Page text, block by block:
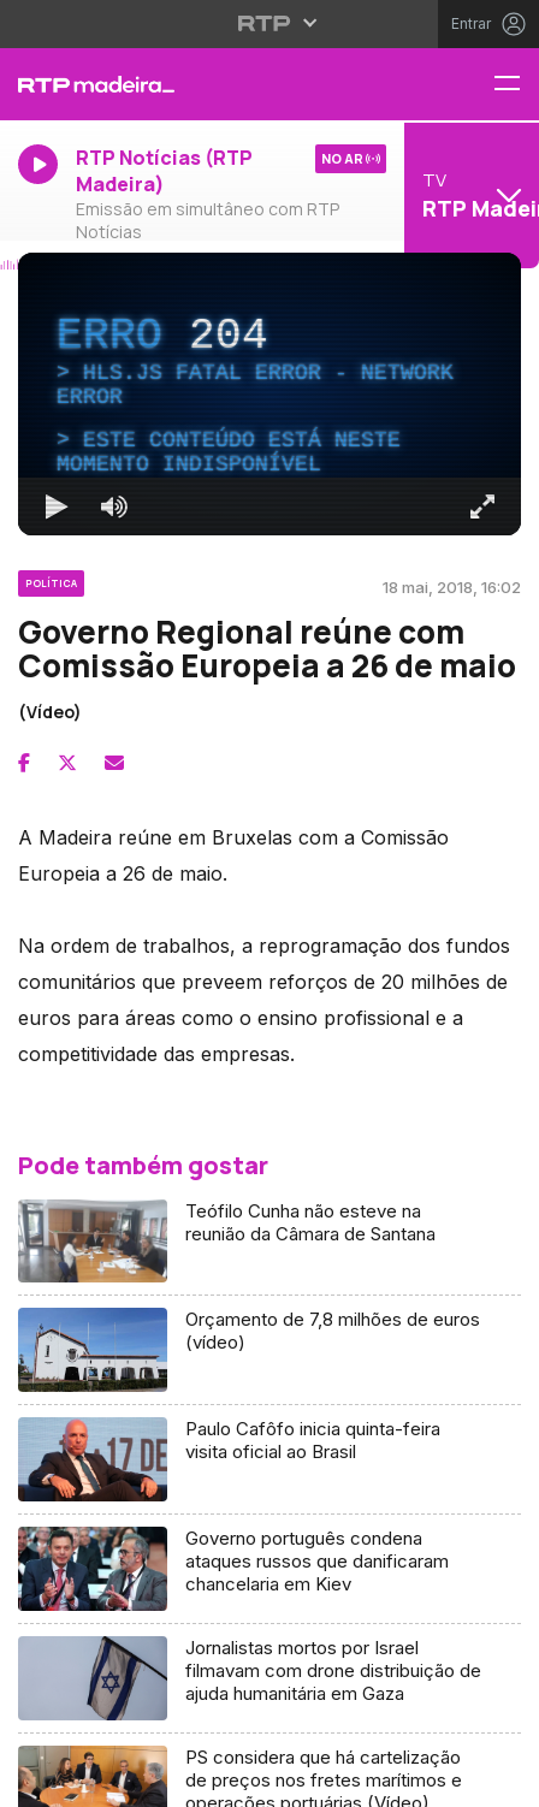
Entrar
RTP Notícias (RTP
Madeira)
Emissão em simultâneo com RTP
Notícias
NO AR
TV
RTP
ERRO204
HLS.JS FATAL ERROR - NETWORK
ERROR
ESTE CONTEÚDO ESTÁ NESTE
MOMENTO INDISPONÍVEL
POLÍTICA 18 mai, 2018, 16:02
Governo Regional reúne com
Comissão Europeia a 26 de maio
(Vídeo)
A Madeira reúne em Bruxelas com a Comissão
Europeia a 26 de maio.
Na ordem de trabalhos, a reprogramação dos fundos
comunitários que preveem reforços de 20 milhões de
euros para áreas como o ensino profissional e a
competitividade das empresas.
Pode também gostar
Teófilo Cunha não esteve na
reunião da Câmara de Santana
Orçamento de 7,8 milhões de euros
(vídeo)
Paulo Cafôfo inicia quinta-feira
visita oficial ao Brasil
Governo português condena
ataques russos que danificaram
chancelaria em Kiev
Jornalistas mortos por Israel
filmavam com drone distribuição de
ajuda humanitária em Gaza
PS considera que há cartelização
de preços nos fretes marítimos e